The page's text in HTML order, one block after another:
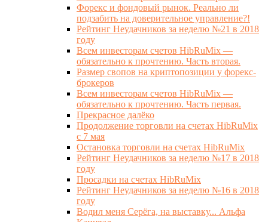
Форекс и фондовый рынок. Реально ли
подзабить на доверительное управление?!
Рейтинг Неудачников за неделю №21 в 2018
году
Всем инвесторам счетов HibRuMix —
обязательно к прочтению. Часть вторая.
Размер свопов на криптопозиции у форекс-
брокеров
Всем инвесторам счетов HibRuMix —
обязательно к прочтению. Часть первая.
Прекрасное далёко
Продолжение торговли на счетах HibRuMix
с 7 мая
Остановка торговли на счетах HibRuMix
Рейтинг Неудачников за неделю №17 в 2018
году
Просадки на счетах HibRuMix
Рейтинг Неудачников за неделю №16 в 2018
году
Водил меня Серёга, на выставку... Альфа